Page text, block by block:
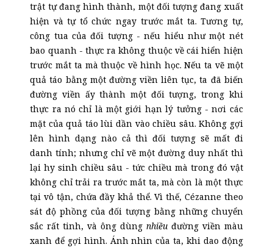
trật tự đang hình thành, một đối tượng đang xuất
hiện và tự tổ chức ngay trước mắt ta. Tương tự,
công tua của đối tượng - nếu hiểu như một nét
bao quanh - thực ra không thuộc về cái hiển hiện
trước mắt ta mà thuộc về hình học. Nếu ta vẽ một
quả táo bằng một đường viền liên tục, ta đã biến
đường viền ấy thành một đối tượng, trong khi
thực ra nó chỉ là một giới hạn lý tưởng - nơi các
mặt của quả táo lùi dần vào chiều sâu. Không gợi
lên hình dạng nào cả thì đối tượng sẽ mất đi
danh tính; nhưng chỉ vẽ một đường duy nhất thì
lại hy sinh chiều sâu - tức chiều mà trong đó vật
không chỉ trải ra trước mắt ta, mà còn là một thực
tại vô tận, chứa đầy khả thể. Vì thế, Cézanne theo
sát độ phồng của đối tượng bằng những chuyển
sắc rất tinh, và ông dùng nhiều đường viền màu
xanh để gợi hình. Ánh nhìn của ta, khi dao động